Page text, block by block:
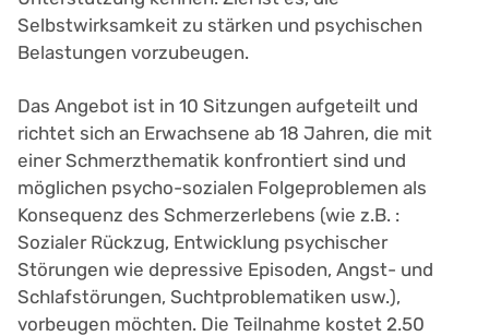
Selbstwirksamkeit zu stärken und psychischen
Belastungen vorzubeugen.
Das Angebot ist in 10 Sitzungen aufgeteilt und
richtet sich an Erwachsene ab 18 Jahren, die mit
einer Schmerzthematik konfrontiert sind und
möglichen psycho-sozialen Folgeproblemen als
Konsequenz des Schmerzerlebens (wie z.B. :
Sozialer Rückzug, Entwicklung psychischer
Störungen wie depressive Episoden, Angst- und
Schlafstörungen, Suchtproblematiken usw.),
vorbeugen möchten. Die Teilnahme kostet 2.50